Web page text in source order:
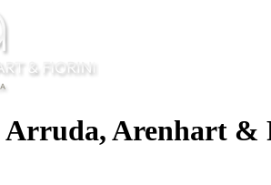
Arruda, Arenhart